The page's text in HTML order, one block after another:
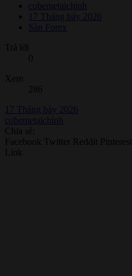
cobemetaichinh
17 Tháng bảy 2026
Sàn Forex
Trả lời
0
Xem
286
17 Tháng bảy 2026
cobemetaichinh
Chia sẻ:
Facebook Twitter Reddit Pinterest
Link